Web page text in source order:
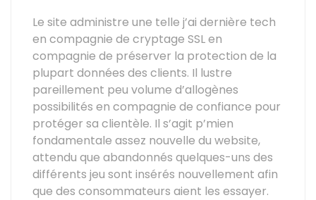
Le site administre une telle j’ai dernière tech
en compagnie de cryptage SSL en
compagnie de préserver la protection de la
plupart données des clients. Il lustre
pareillement peu volume d’allogènes
possibilités en compagnie de confiance pour
protéger sa clientèle. Il s’agit p’mien
fondamentale assez nouvelle du website,
attendu que abandonnés quelques-uns des
différents jeu sont insérés nouvellement afin
que des consommateurs aient les essayer.